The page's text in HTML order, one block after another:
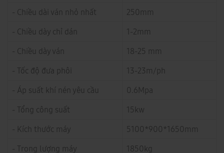
- Chiều dài ván nhỏ nhất
250mm
- Chiều dày chỉ dán
1-2mm
- Chiều dày ván
18-25 mm
- Tốc độ đưa phôi
13-23m/ph
- Áp suất khí nén yêu cầu
0.6Mpa
- Tổng công suất
15kw
- Kích thước máy
5100*900*1650mm
- Trong lượng máy
1850kg